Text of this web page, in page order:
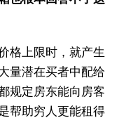
格上限时，就产生
量潜在买者中配给
规定房东能向房客
帮助穷人更能租得